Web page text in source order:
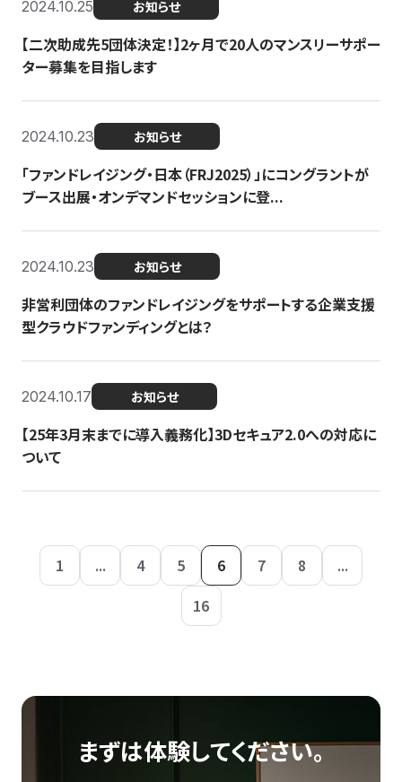
2024.10.25 お知らせ
【二次助成先5団体決定！】2ヶ月で20人のマンスリーサポー
ター募集を目指します
2024.10.23 お知らせ
「ファンドレイジング・日本（FRJ2025）」にコングラントが
ブース出展・オンデマンドセッションに登...
2024.10.23 お知らせ
非営利団体のファンドレイジングをサポートする企業支援
型クラウドファンディングとは？
2024.10.17 お知らせ
【25年3月末までに導入義務化】3Dセキュア2.0への対応に
ついて
1 ... 4 5 6 7 8
...
16
まずは体験してください。